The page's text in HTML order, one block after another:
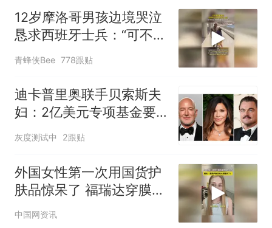
12岁摩洛哥男孩边境哭泣
恳求西班牙士兵：“可不可
以不要把我遣返回国”
青蜂侠Bee 778跟贴
迪卡普里奥联手贝索斯夫
妇：2亿美元专项基金要
救100种最濒危物种
灰度测试中 2跟贴
外国女性第一次用国货护
肤品惊呆了 福瑞达穿膜胶
原仅靠涂抹就能被皮肤吃
中国网资讯